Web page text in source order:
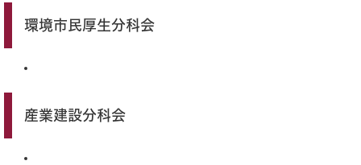
環境市民厚生分科会
産業建設分科会